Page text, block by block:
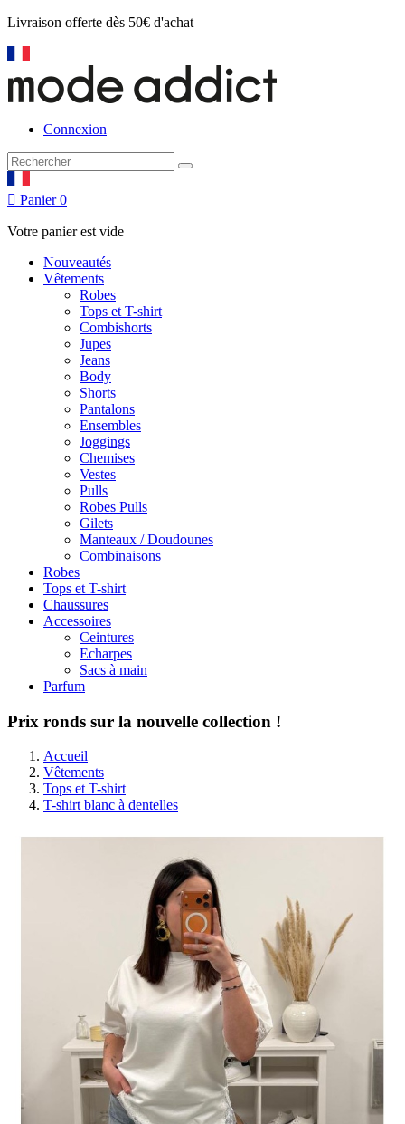
Livraison offerte dès 50€ d'achat
Connexion
 Panier 0
Votre panier est vide
Nouveautés
Vêtements
Robes
Tops et T-shirt
Combishorts
Jupes
Jeans
Body
Shorts
Pantalons
Ensembles
Joggings
Chemises
Vestes
Pulls
Robes Pulls
Gilets
Manteaux / Doudounes
Combinaisons
Robes
Tops et T-shirt
Chaussures
Accessoires
Ceintures
Echarpes
Sacs à main
Parfum
Prix ronds sur la nouvelle collection !
Accueil
Vêtements
Tops et T-shirt
T-shirt blanc à dentelles